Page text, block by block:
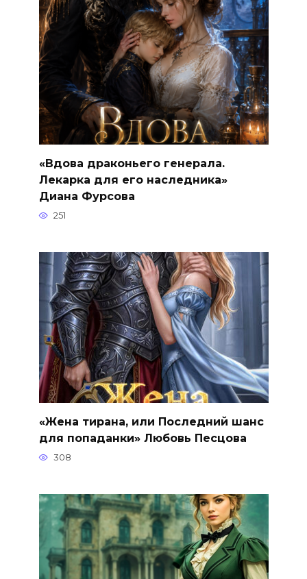
«Вдова драконьего генерала.
Лекарка для его наследника»
Диана Фурсова
251
«Жена тирана, или Последний шанс
для попаданки» Любовь Песцова
308